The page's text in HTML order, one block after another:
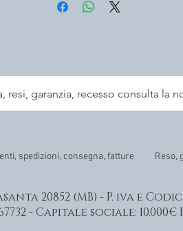
garanzia, recesso consulta la
spedizioni, consegna, fatture Reso,
20852 (MB) - P. iva e
- Capitale sociale: 10.000€